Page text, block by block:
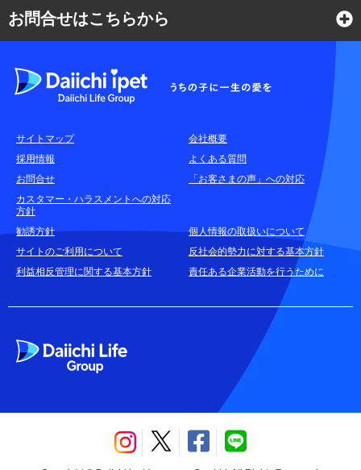
お問合せはこちらから
各種お問合せ窓口
耳や言葉の不自由なお客さまのお問合せ窓口
お申込みをご検討中のお客さま
(商品に関するお問合せ・資料請求)
資料請求はこちら
お電話でのお問合せはこちら 通話無料
サイトマップ
会社概要
採用情報
よくある質問
お問合せ
「お客さまの声」への対応
カスタマー・ハラスメントへの対応
方針
勧誘方針
個人情報の取扱いについて
サイトのご利用について
反社会的勢力に対する基本方針
利益相反管理に関する基本方針
責任ある企業活動を行うために